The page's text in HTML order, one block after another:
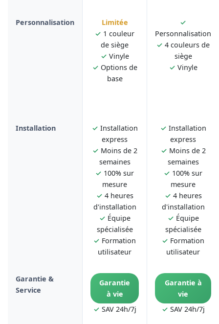
Personnalisation
Limitée
✓ 1 couleur
de siège
✓ Vinyle
✓ Options de
base
✓
Personnalisation
✓ 4 couleurs de
siège
✓ Vinyle
Installation ✓ Installation
express
✓ Moins de 2
semaines
✓ 100% sur
mesure
✓ 4 heures
d'installation
✓ Équipe
spécialisée
✓ Formation
utilisateur
✓ Installation
express
✓ Moins de 2
semaines
✓ 100% sur
mesure
✓ 4 heures
d'installation
✓ Équipe
spécialisée
✓ Formation
utilisateur
Garantie &
Service
Garantie
à vie
✓ SAV 24h/7j
Garantie à
vie
✓ SAV 24h/7j